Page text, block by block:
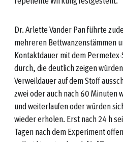
Dr. Arlette Vander Pan führte
mehreren Bettwanzenstämmen
Kontaktdauer mit dem
durch, die deutlich zeigen
Verweildauer auf dem Stoff
zwei oder auch nach 60 Minuten
und weiterlaufen oder würden
wieder erholen. Erst nach 24 h
Tagen nach dem Experiment